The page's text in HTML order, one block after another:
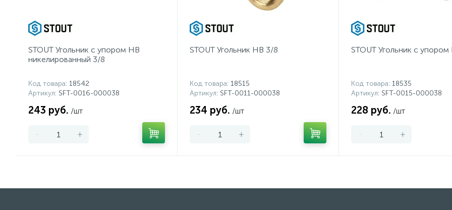
STOUT Угольник с упором НВ
никелированный 3/8
Код товара: 18542
Артикул: SFT-0016-000038
243 руб. /шт
- +
STOUT Угольник НВ 3/8
Код товара: 18515
Артикул: SFT-0011-000038
234 руб. /шт
- +
STOUT Угольник с
Код товара: 18535
Артикул: SFT-0015-000038
228 руб. /шт
- +